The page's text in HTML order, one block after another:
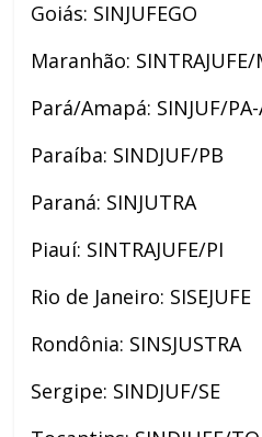
Goiás: SINJUFEGO
Maranhão: SINTRAJUFE/
Pará/Amapá: SINJUF/PA-
Paraíba: SINDJUF/PB
Paraná: SINJUTRA
Piauí: SINTRAJUFE/PI
Rio de Janeiro: SISEJUFE
Rondônia: SINSJUSTRA
Sergipe: SINDJUF/SE